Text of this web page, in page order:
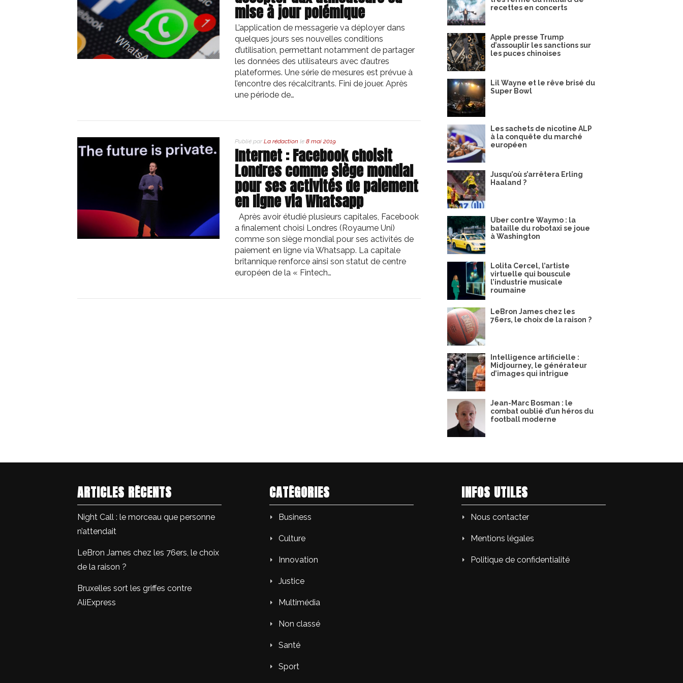
mise à jour polémique
L’application de messagerie va déployer dans
quelques jours ses nouvelles conditions
d’utilisation, permettant notamment de partager
les données des utilisateurs avec d’autres
plateformes. Une série de mesures est prévue à
l’encontre des récalcitrants. Fini de jouer. Après
une période de…
Publié par La rédaction le 8 mai 2019
Internet : Facebook choisit
Londres comme siège mondial
pour ses activités de paiement
en ligne via Whatsapp
Après avoir étudié plusieurs capitales, Facebook
a finalement choisi Londres (Royaume Uni)
comme son siège mondial pour ses activités de
paiement en ligne via Whatsapp. La capitale
britannique renforce ainsi son statut de centre
européen de la « Fintech…
recettes en concerts
Apple presse Trump
d’assouplir les sanctions sur
les puces chinoises
Lil Wayne et le rêve brisé du
Super Bowl
Les sachets de nicotine ALP
à la conquête du marché
européen
Jusqu’où s’arrêtera Erling
Haaland ?
Uber contre Waymo : la
bataille du robotaxi se joue
à Washington
Lolita Cercel, l’artiste
virtuelle qui bouscule
l’industrie musicale
roumaine
LeBron James chez les
76ers, le choix de la raison ?
Intelligence artificielle :
Midjourney, le générateur
d’images qui intrigue
Jean-Marc Bosman : le
combat oublié d’un héros du
football moderne
ARTICLES RÉCENTS
Night Call : le morceau que personne
n’attendait
LeBron James chez les 76ers, le choix
de la raison ?
Bruxelles sort les griffes contre
AliExpress
CATÉGORIES
Business
Culture
Innovation
Justice
Multimédia
Non classé
Santé
Sport
INFOS UTILES
Nous contacter
Mentions légales
Politique de confidentialité